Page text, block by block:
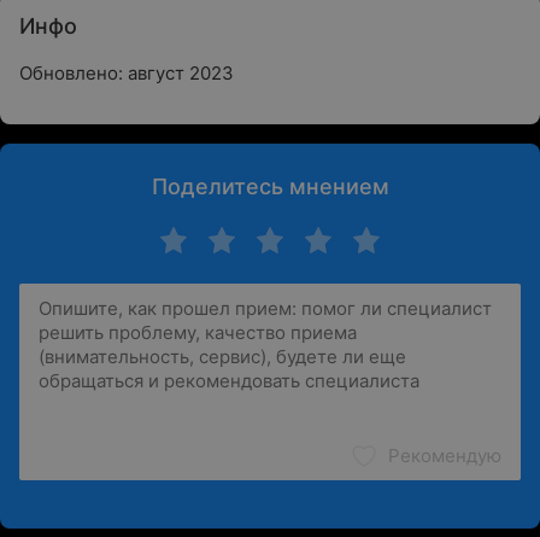
Инфо
Обновлено: август 2023
Поделитесь мнением
Рекомендую